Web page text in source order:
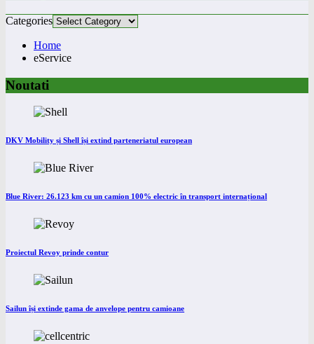
Categories
Home
eService
Noutati
DKV Mobility și Shell își extind parteneriatul european
Blue River: 26.123 km cu un camion 100% electric în transport internațional
Proiectul Revoy prinde contur
Sailun își extinde gama de anvelope pentru camioane